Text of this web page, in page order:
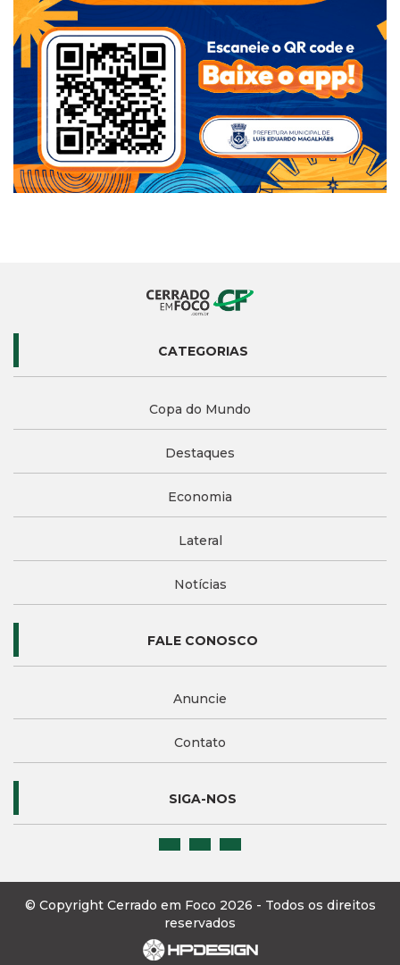
CATEGORIAS
Copa do Mundo
Destaques
Economia
Lateral
Notícias
FALE CONOSCO
Anuncie
Contato
SIGA-NOS
© Copyright Cerrado em Foco 2026 - Todos os direitos
reservados